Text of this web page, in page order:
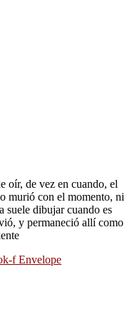
oír, de vez en cuando, el
murió con el momento, ni
suele dibujar cuando es
y permaneció allí como
f Envelope